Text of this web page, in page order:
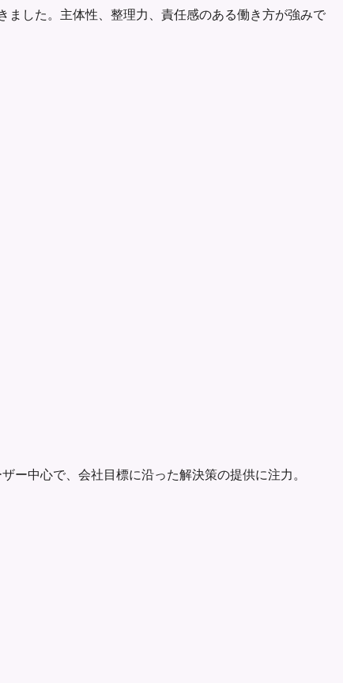
ました。主体性、整理力、責任感のある働き方が強みで
ー中心で、会社目標に沿った解決策の提供に注力。